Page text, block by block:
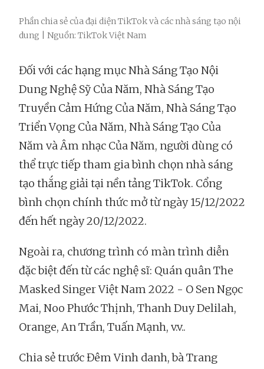
Phần chia sẻ của đại diện TikTok và các nhà sáng tạo nội
dung | Nguồn: TikTok Việt Nam
Đối với các hạng mục Nhà Sáng Tạo Nội
Dung Nghệ Sỹ Của Năm, Nhà Sáng Tạo
Truyền Cảm Hứng Của Năm, Nhà Sáng Tạo
Triển Vọng Của Năm, Nhà Sáng Tạo Của
Năm và Âm nhạc Của Năm, người dùng có
thể trực tiếp tham gia bình chọn nhà sáng
tạo thắng giải tại nền tảng TikTok. Cổng
bình chọn chính thức mở từ ngày 15/12/2022
đến hết ngày 20/12/2022.
Ngoài ra, chương trình có màn trình diễn
đặc biệt đến từ các nghệ sĩ: Quán quân The
Masked Singer Việt Nam 2022 - O Sen Ngọc
Mai, Noo Phước Thịnh, Thanh Duy Delilah,
Orange, An Trần, Tuấn Mạnh, v.v..
Chia sẻ trước Đêm Vinh danh, bà Trang